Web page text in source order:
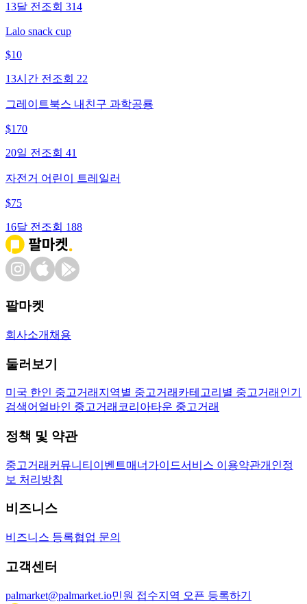
13달 전 조회 314
Lalo snack cup
$10
13시간 전 조회 22
그레이트북스 내친구 과학공룡
$170
20일 전 조회 41
자전거 어린이 트레일러
$75
16달 전 조회 188
팔마켓
회사소개 채용
둘러보기
미국 한인 중고거래 지역별 중고거래 카테고리별 중고거래 인기
검색어 얼바인 중고거래 코리아타운 중고거래
정책 및 약관
중고거래 커뮤니티 이벤트매너가이드서비스 이용약관개인정
보 처리방침
비즈니스
비즈니스 등록협업 문의
고객센터
palmarket@palmarket.io민원 접수지역 오픈 등록하기